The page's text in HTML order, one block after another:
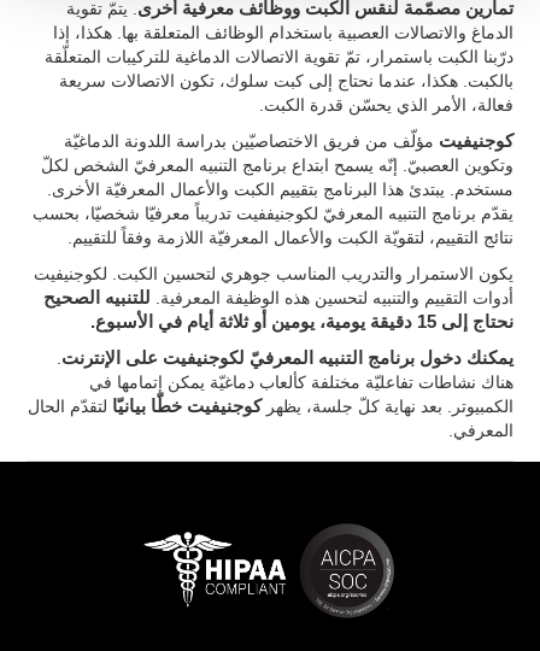
تمارين مصمّمة لنقس الكبت ووظائف معرفية أخرى . يتمّ تقوية
الدماغ والاتصالات العصبية باستخدام الوظائف المتعلقة بها. هكذا، إذا
درّبنا الكبت باستمرار، تمّ تقوية الاتصالات الدماغية للتركيبات المتعلّقة
بالكبت. هكذا، عندما نحتاج إلى كبت سلوك، تكون الاتصالات سريعة
فعالة، الأمر الذي يحسّن قدرة الكبت.
كوجنيفيت مؤلّف من فريق الاختصاصيّين بدراسة اللدونة الدماغيّة
وتكوين العصبيّ. إنّه يسمح ابتداع برنامج التنبيه المعرفيّ الشخص لكلّ
مستخدم. يبتدئ هذا البرنامج بتقييم الكبت والأعمال المعرفيّة الأخرى.
يقدّم برنامج التنبيه المعرفيّ لكوجنيففيت تدريباً معرفيّا شخصيّا، بحسب
نتائج التقييم، لتقويّة الكبت والأعمال المعرفيّة اللازمة وفقاً للتقييم.
يكون الاستمرار والتدريب المناسب جوهري لتحسين الكبت. لكوجنيفيت
أدوات التقييم والتنبيه لتحسين هذه الوظيفة المعرفية. للتنبيه الصحيح
نحتاج إلى 15 دقيقة يومية، يومين أو ثلاثة أيام في الأسبوع.
يمكنك دخول برنامج التنبيه المعرفيّ لكوجنيفيت على الإنترنت
هناك نشاطات تفاعليّة مختلفة كألعاب دماغيّة يمكن إتمامها في
الكمبيوتر. بعد نهاية كلّ جلسة، يظهركوجنيفيت خطّا بيانيّا لتقدّم الحال
المعرفي.